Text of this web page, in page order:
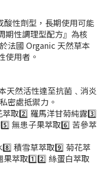
性劑型，長期使用可能
期性調理型配方』為核
法國 Organic 天然草本
使用者。
天然活性達至抗菌﹑消炎
密處抵禦力。
取2️⃣ 羅馬洋甘菊純露3️⃣
無患子果萃取6️⃣ 苦參萃
積雪草萃取9️⃣ 菊花萃
萃取1️⃣2️⃣ 絲蛋白萃取